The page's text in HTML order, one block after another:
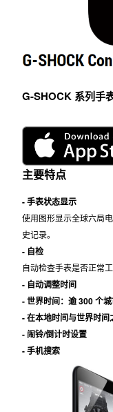
G-SHOCK 系列手
主要特点
- 手表状态显示
使用图形显示全球六局
史记录。
- 自检
自动检查手表是否正常
- 自动调整时间
- 世界时间：逾 300 个
- 在本地时间与世界时间
- 闹铃/倒计时设置
- 手机搜索